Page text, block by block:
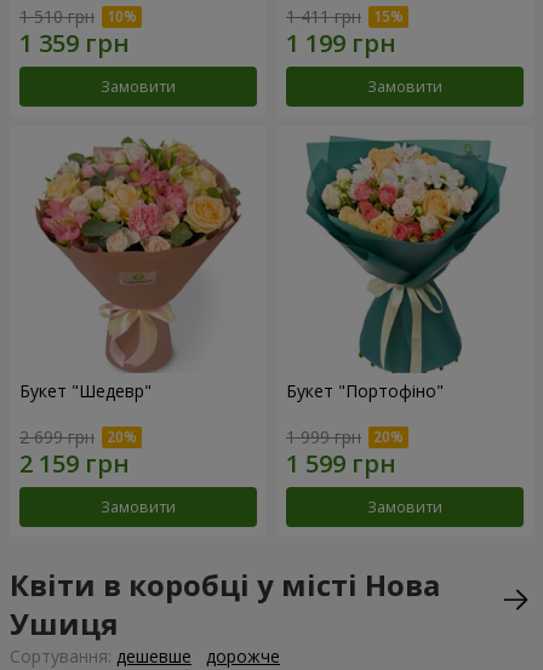
1 510 грн
Замовити
1 411 грн
Замовити
Букет "Шедевр"
2 699 грн
Замовити
Букет "Портофіно"
1 999 грн
Замовити
Квіти в коробці у місті Нова
Ушиця
Сортування: дешевше дорожче